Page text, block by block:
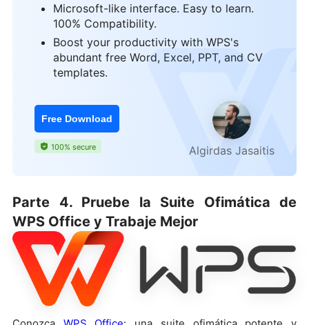
Microsoft-like interface. Easy to learn.
100% Compatibility.
Boost your productivity with WPS's
abundant free Word, Excel, PPT, and CV
templates.
Free Download
100% secure Algirdas Jasaitis
Parte 4. Pruebe la Suite Ofimática de
WPS Office y Trabaje Mejor